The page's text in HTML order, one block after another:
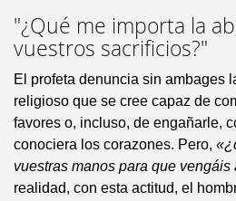
"¿Qué me importa la
vuestros sacrificios?"
El profeta denuncia sin ambages
religioso que se cree capaz de
favores o, incluso, de engañarle,
conociera los corazones. Pero, «
vuestras manos para que vengáis
realidad, con esta actitud, el